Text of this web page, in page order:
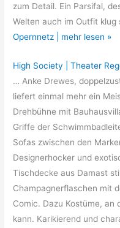
zum Detail. Ein Parsifal,
Welten auch im Outfit
Opernnetz | mehr lesen »
High Society | Theater
… Anke Drewes,
liefert einmal mehr ein
Drehbühne mit
Griffe der
Sofas zwischen den
Designerhocker und
Tischdecke aus Damast
Champagnerflaschen mit
Comic. Dazu Kostüme, an
kann. Karikierend und